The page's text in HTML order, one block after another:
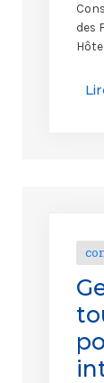
des